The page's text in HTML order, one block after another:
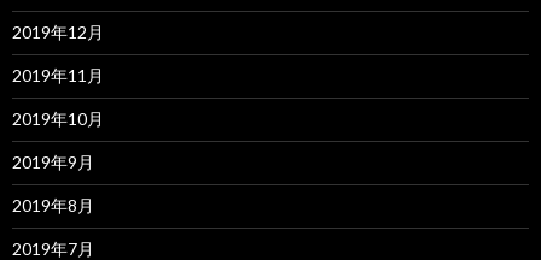
2019年12月
2019年11月
2019年10月
2019年9月
2019年8月
2019年7月